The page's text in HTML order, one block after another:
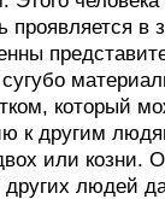
проявляется
который
к другим
или козни.
других людей